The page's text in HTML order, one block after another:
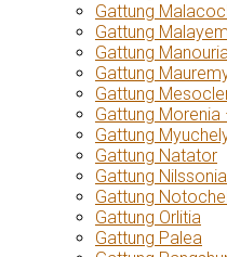
Gattung
Gattung
Gattung
Gattung
Gattung
Gattung
Gattung
Gattung Natator
Gattung
Gattung
Gattung Orlitia
Gattung Palea